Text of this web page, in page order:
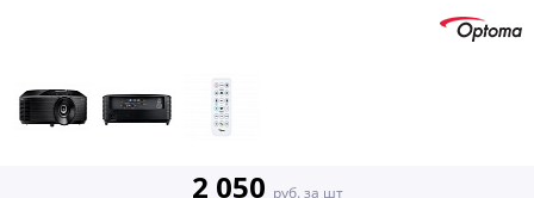
2 050 руб. за шт